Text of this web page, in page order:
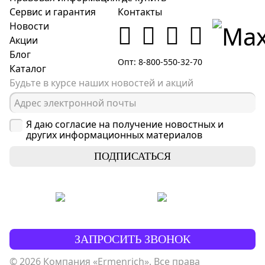
Сервис и гарантия
Новости
Акции
Блог
Каталог
Контакты
Опт: 8-800-550-32-70
Будьте в курсе наших новостей и акций
Я даю согласие на получение новостных и
других информационных материалов
ПОДПИСАТЬСЯ
ЗАПРОСИТЬ ЗВОНОК
© 2026 Компания «Ermenrich». Все права